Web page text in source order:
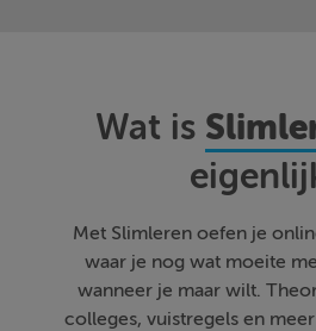
Wat is
Met Slimleren oefen je
waar je nog wat moeite
wanneer je maar wilt.
colleges, vuistregels en